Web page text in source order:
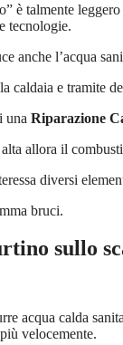
è talmente
tecnologie.
anche l’acqua
caldaia e tramite
una Riparazione
allora il
diversi
bruci.
sullo
acqua calda
velocemente.